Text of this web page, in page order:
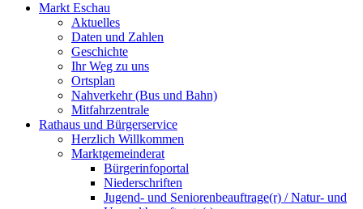
Markt Eschau
Aktuelles
Daten und Zahlen
Geschichte
Ihr Weg zu uns
Ortsplan
Nahverkehr (Bus und Bahn)
Mitfahrzentrale
Rathaus und Bürgerservice
Herzlich Willkommen
Marktgemeinderat
Bürgerinfoportal
Niederschriften
Jugend- und Seniorenbeauftrage(r) / Natur- und